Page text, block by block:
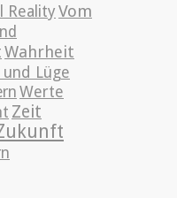
RealityVom
Wahrheit
Lüge
Werte
Zeit